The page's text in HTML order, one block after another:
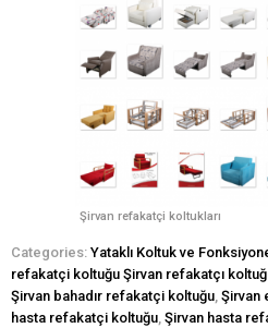
Şirvan refakatçi koltukları
Categories: Yataklı Koltuk ve
refakatçi koltuğu Şirvan refakatçı
Şirvan bahadır refakatçi koltuğu, Şirvan
hasta refakatçi koltuğu, Şirvan hasta